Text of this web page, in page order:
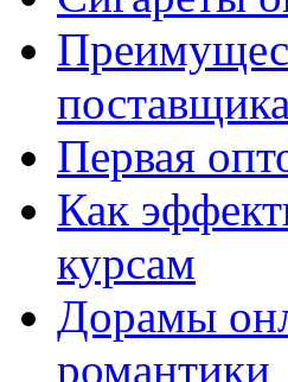
Первая
Как
курсам
Дорамы
романтики